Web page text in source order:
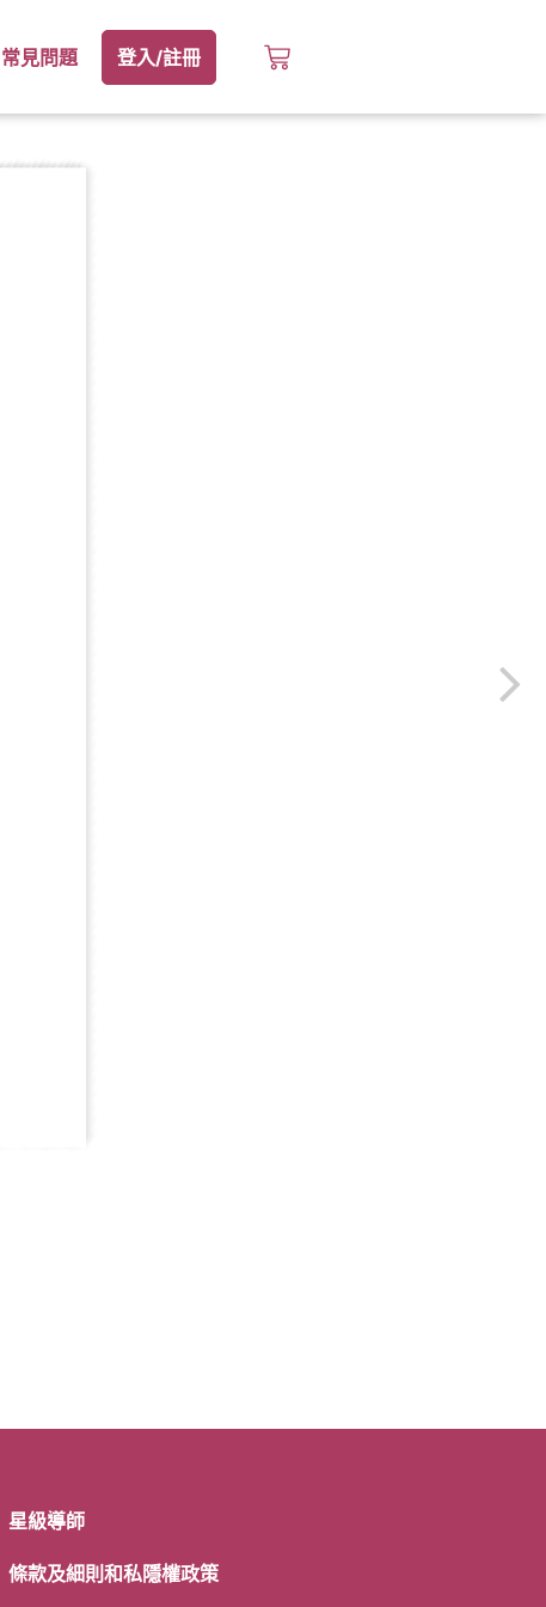
常見問題 登入/註冊
星級導師
條款及細則和私隱權政策